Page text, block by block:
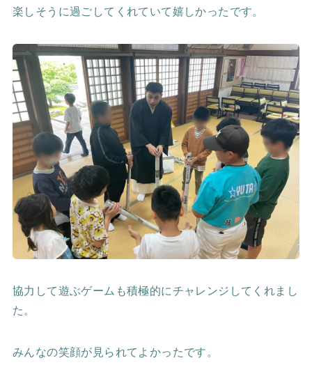
楽しそうに過ごしてくれていて嬉しかったです。
協力して遊ぶゲームも積極的にチャレンジしてくれまし
た。
みんなの笑顔が見られてよかったです。